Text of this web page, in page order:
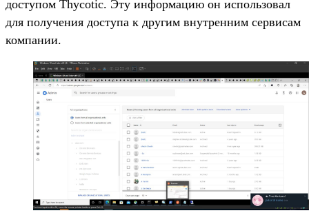
доступом Thycotic. Эту информацию он использовал
для получения доступа к другим внутренним сервисам
компании.